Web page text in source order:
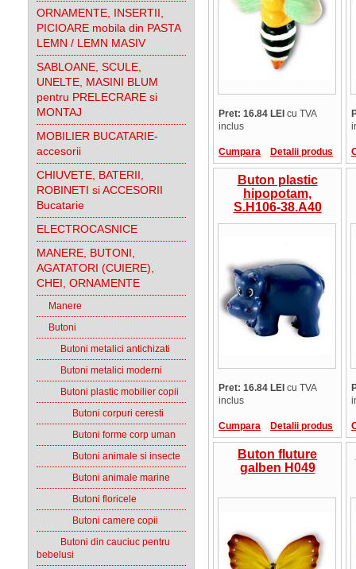
ORNAMENTE, INSERTII,
PICIOARE mobila din PASTA
LEMN / LEMN MASIV
SABLOANE, SCULE,
UNELTE, MASINI BLUM
pentru PRELECRARE si
MONTAJ
MOBILIER BUCATARIE-
accesorii
CHIUVETE, BATERII,
ROBINETI si ACCESORII
Bucatarie
ELECTROCASNICE
MANERE, BUTONI,
AGATATORI (CUIERE),
CHEI, ORNAMENTE
Manere
Butoni
Butoni metalici antichizati
Butoni metalici moderni
Butoni plastic mobilier copii
Butoni corpuri ceresti
Butoni forme corp uman
Butoni animale si insecte
Butoni animale marine
Butoni floricele
Butoni camere copii
Butoni din cauciuc pentru
bebelusi
Pret: 16.84 LEI cu TVA
inclus
Cumpara Detalii produs
Buton plastic
hipopotam,
S.H106-38.A40
Pret: 16.84 LEI cu TVA
inclus
Cumpara Detalii produs
Buton fluture
galben H049